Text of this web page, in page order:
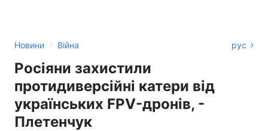
Новини › Війна рус
Росіяни захистили
протидиверсійні катери від
українських FPV-дронів, -
Плетенчук